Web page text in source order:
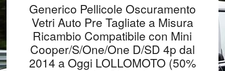
Generico Pellicole Oscuramento
Vetri Auto Pre Tagliate a Misura
Ricambio Compatibile con Mini
Cooper/S/One/One D/SD 4p dal
2014 a Oggi LOLLOMOTO (50%